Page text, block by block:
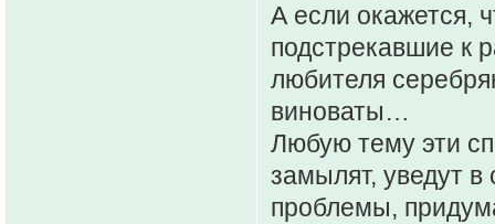
А если окажется,
подстрекавшие к
любителя
виноваты…
Любую тему эти
замылят, уведут в
проблемы,